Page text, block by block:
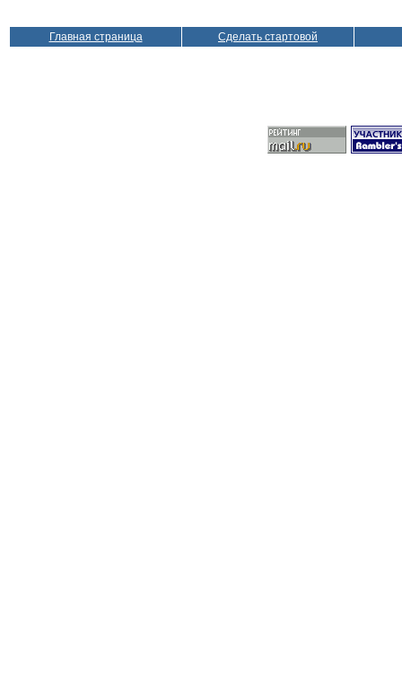
Главная страница Сделать стартовой